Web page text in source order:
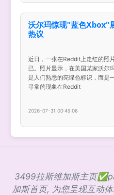
沃尔玛惊现"蓝色Xbox"
热议
近日，一张在Reddit上走红的照
已。照片显示，在美国某家沃尔
是人们熟悉的亮绿色标识，而是
寻常的现象在Reddit
2026-07-31 00:45:06
3499拉斯维加斯主页
加斯首页, 为您呈现互动